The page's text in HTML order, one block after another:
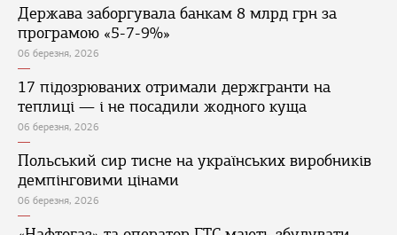
Держава заборгувала банкам 8 млрд грн за
програмою «5-7-9%»
06 березня, 2026
17 підозрюваних отримали держгранти на
теплиці — і не посадили жодного куща
06 березня, 2026
Польський сир тисне на українських виробників
демпінговими цінами
06 березня, 2026